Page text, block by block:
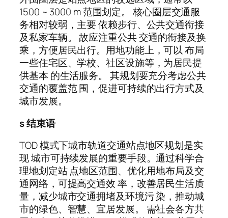
1500 ~ 3000 m 范围划定。 核心圈层交通服
务相对较弱，主要 依赖步行、公共交通衔接
及私家车辆。 故应注重公共 交通的衔接及换
乘，方便居民出行。用地功能上，可以 布局
一些住宅区、学校、社区设施等，为居民提
供基本 的生活服务。 其规划要充分考虑公共
交通的覆盖范 围，促进可持续的出行方式及
城市发展。
s 结束语
TOD 模式下城市轨道交通站点地区规划是实
现 城市可持续发展的重要手段。通过科学合
理地划定站 点地区范围、优化用地布局及交
通网络，可提高交通效 率，改善居民生活质
量，减少城市交通拥堵及环境污 染，推动城
市的绿色、智慧、宜居发展。 需社会各方共